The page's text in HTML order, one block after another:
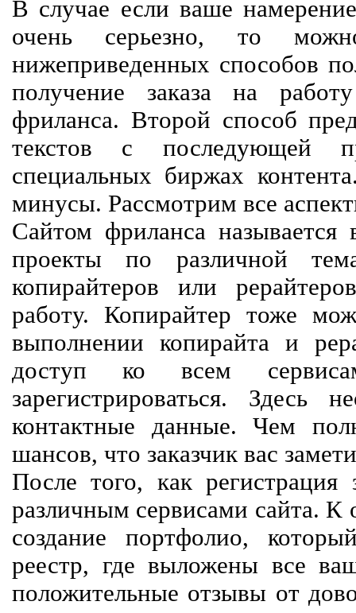
В случае если ваше
очень серьезно, то
нижеприведенных способов
получение заказа на
фриланса. Второй способ
текстов с последующей
специальных биржах
минусы. Рассмотрим все
Сайтом фриланса называется
проекты по различной
копирайтеров или
работу. Копирайтер тоже
выполнении копирайта и
доступ ко всем
зарегистрироваться. Здесь
контактные данные. Чем
шансов, что заказчик вас
После того, как регистрация
различным сервисами сайта. К
создание портфолио,
реестр, где выложены все
положительные отзывы от